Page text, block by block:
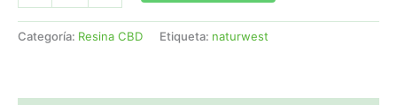
Categoría: Resina CBD Etiqueta: naturwest